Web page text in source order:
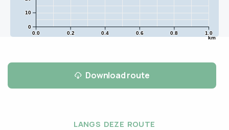
0.0 0.2 0.4 0.6 0.8 1.0
km
0
10
Download route
LANGS DEZE ROUTE